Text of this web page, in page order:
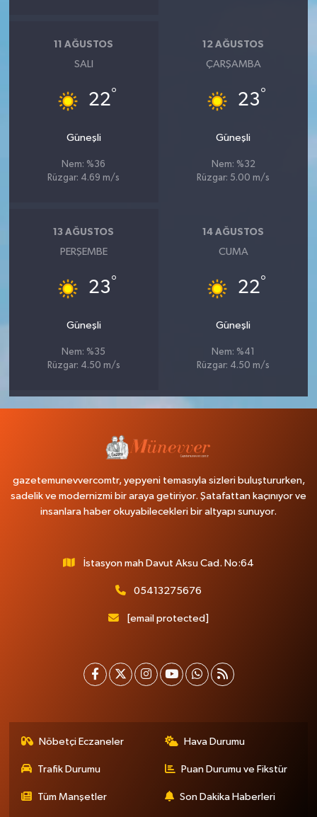
11 AĞUSTOS
SALI
22°
Güneşli
Nem: %36
Rüzgar: 4.69 m/s
12 AĞUSTOS
ÇARŞAMBA
23°
Güneşli
Nem: %32
Rüzgar: 5.00 m/s
13 AĞUSTOS
PERŞEMBE
23°
Güneşli
Nem: %35
Rüzgar: 4.50 m/s
14 AĞUSTOS
CUMA
22°
Güneşli
Nem: %41
Rüzgar: 4.50 m/s
gazetemunevvercomtr, yepyeni temasıyla sizleri buluştururken,
sadelik ve modernizmi bir araya getiriyor. Şatafattan kaçınıyor ve
insanlara haber okuyabilecekleri bir altyapı sunuyor.
İstasyon mah Davut Aksu Cad. No:64
05413275676
[email protected]
Nöbetçi Eczaneler Hava Durumu
Trafik Durumu Puan Durumu ve Fikstür
Tüm Manşetler Son Dakika Haberleri